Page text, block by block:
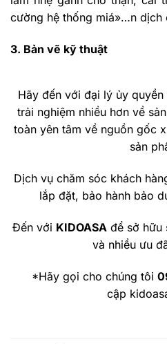
cường hệ thống miá»…n dịch
3. Bản vẽ kỹ thuật
Hãy đến với đại lý ủy
trải nghiệm nhiều hơn về
toàn yên tâm về nguồn gốc
sản
Dịch vụ chăm sóc khách
lắp đặt, bảo hành bảo
Đến với KIDOASA để sở hữu
và nhiều ưu
*Hãy gọi cho chúng tôi
cập